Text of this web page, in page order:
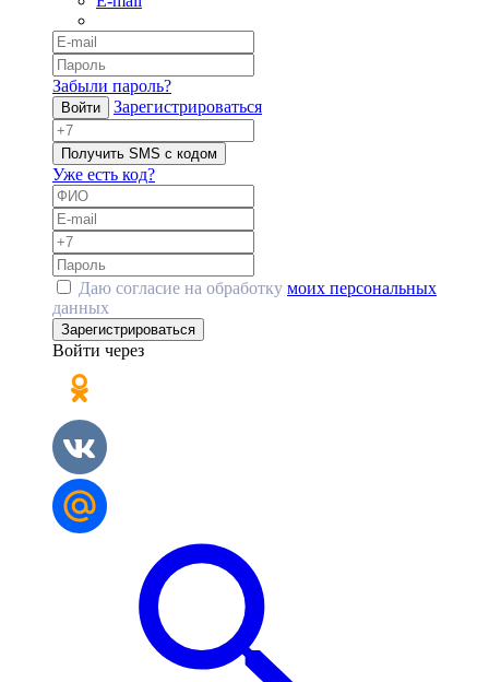
Забыли пароль?
Войти Зарегистрироваться
Получить SMS с кодом
Уже есть код?
Даю согласие на обработку моих персональных
данных
Зарегистрироваться
Войти через